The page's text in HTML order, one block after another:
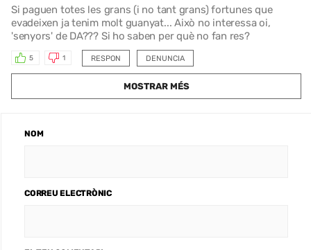
Si paguen totes les grans (i no tant grans) fortunes que
evadeixen ja tenim molt guanyat... Això no interessa oi,
'senyors' de DA??? Si ho saben per què no fan res?
RESPON
5 1 DENUNCIA
MOSTRAR MÉS
NOM
CORREU ELECTRÒNIC